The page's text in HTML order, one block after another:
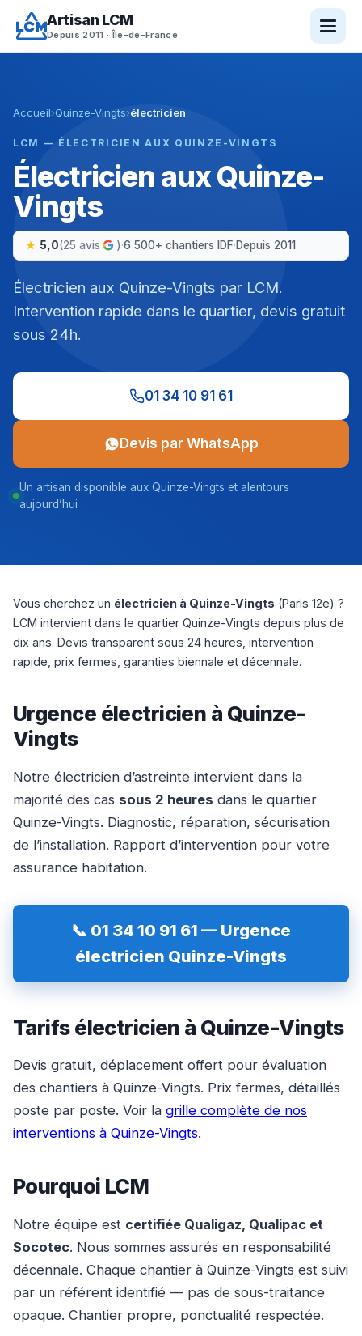
contenu
Artisan LCM
Depuis 2011 · Île-de-France
Accueil›Quinze-Vingts›électricien
LCM — ÉLECTRICIEN AUX QUINZE-VINGTS
Électricien aux Quinze-
Vingts
5,0(25 avis )·6 500+ chantiers IDF·Depuis 2011
Électricien aux Quinze-Vingts par LCM.
Intervention rapide dans le quartier, devis gratuit
sous 24h.
01 34 10 91 61
Devis par WhatsApp
Un artisan disponible aux Quinze-Vingts et alentours
aujourd’hui
Vous cherchez un électricien à Quinze-Vingts (Paris 12e) ?
LCM intervient dans le quartier Quinze-Vingts depuis plus de
dix ans. Devis transparent sous 24 heures, intervention
rapide, prix fermes, garanties biennale et décennale.
Urgence électricien à Quinze-
Vingts
Notre électricien d’astreinte intervient dans la
majorité des cas sous 2 heures dans le quartier
Quinze-Vingts. Diagnostic, réparation, sécurisation
de l’installation. Rapport d’intervention pour votre
assurance habitation.
📞 01 34 10 91 61 — Urgence
électricien Quinze-Vingts
Tarifs électricien à Quinze-Vingts
Devis gratuit, déplacement offert pour évaluation
des chantiers à Quinze-Vingts. Prix fermes, détaillés
poste par poste. Voir la grille complète de nos
interventions à Quinze-Vingts.
Pourquoi LCM
Notre équipe est certifiée Qualigaz, Qualipac et
Socotec. Nous sommes assurés en responsabilité
décennale. Chaque chantier à Quinze-Vingts est suivi
par un référent identifié — pas de sous-traitance
opaque. Chantier propre, ponctualité respectée.